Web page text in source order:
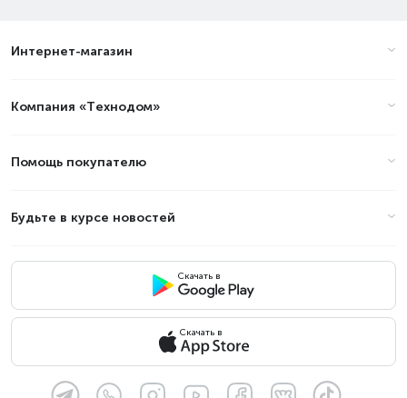
Интернет-магазин
Компания «Технодом»
Помощь покупателю
Будьте в курсе новостей
Скачать в
Скачать в